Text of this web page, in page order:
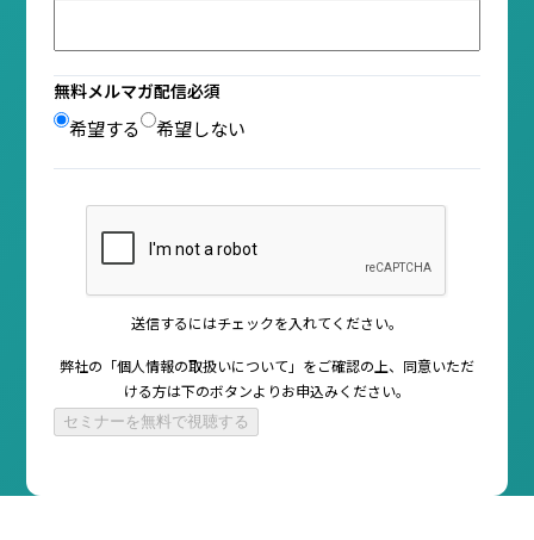
無料メルマガ配信必須
希望する 希望しない
送信するにはチェックを入れてください。
弊社の「個人情報の取扱いについて 」をご確認の上、同意いただ
ける方は下のボタンよりお申込みください。